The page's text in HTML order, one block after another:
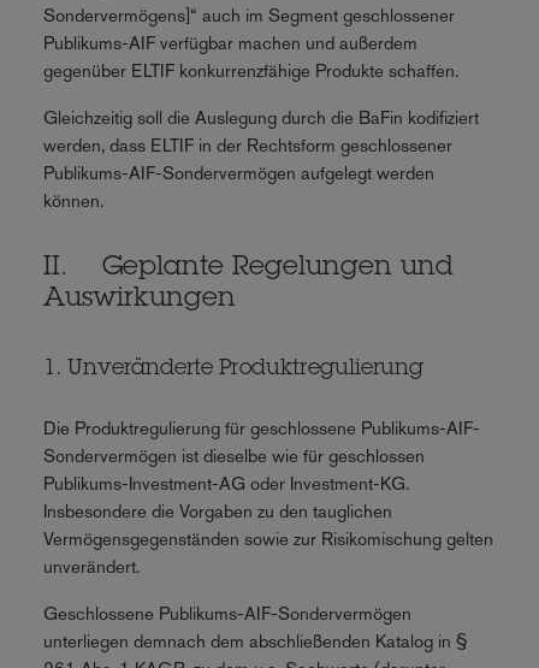
Sondervermögens]“ auch im Segment geschlossener
Publikums-AIF verfügbar machen und außerdem
gegenüber ELTIF konkurrenzfähige Produkte schaffen.
Gleichzeitig soll die Auslegung durch die BaFin kodifiziert
werden, dass ELTIF in der Rechtsform geschlossener
Publikums-AIF-Sondervermögen aufgelegt werden
können.
II. Geplante Regelungen und
Auswirkungen
1. Unveränderte Produktregulierung
Die Produktregulierung für geschlossene Publikums-AIF-
Sondervermögen ist dieselbe wie für geschlossen
Publikums-Investment-AG oder Investment-KG.
Insbesondere die Vorgaben zu den tauglichen
Vermögensgegenständen sowie zur Risikomischung gelten
unverändert.
Geschlossene Publikums-AIF-Sondervermögen
unterliegen demnach dem abschließenden Katalog in §